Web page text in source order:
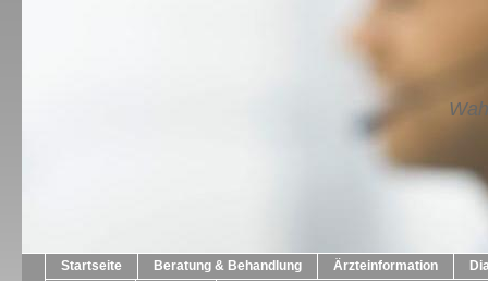
Startseite Beratung & Behandlung Ärzteinformation